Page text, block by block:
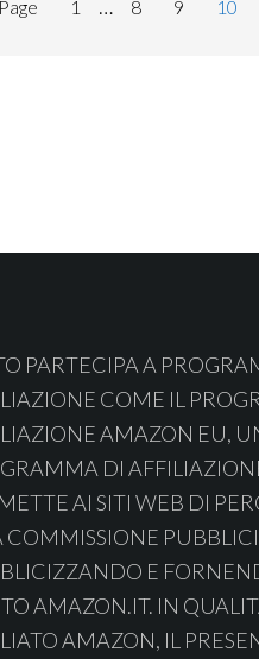
Page
1 … Page
8 Page
9 Page
10
PARTECIPA A
COME IL
AMAZON EU,
DI
AI SITI WEB DI
COMMISSIONE
E
AMAZON.IT. IN
AMAZON, IL